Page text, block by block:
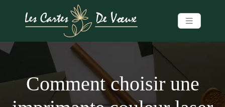
Comment choisir une